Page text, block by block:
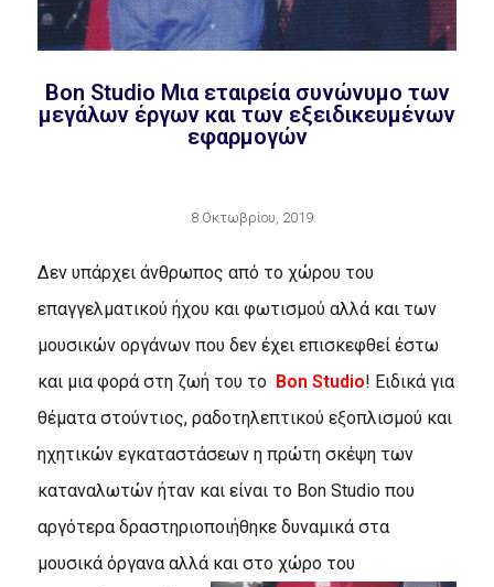
Bοn Studio Mια εταιρεία συνώνυμο των
μεγάλων έργων και των εξειδικευμένων
εφαρμογών
8 Οκτωβρίου, 2019
Δεν υπάρχει άνθρωπος από το χώρου του
επαγγελματικού ήχου και φωτισμού αλλά και των
μουσικών οργάνων που δεν έχει επισκεφθεί έστω
και μια φορά στη ζωή του το Bon Studio! Eιδικά για
θέματα στούντιος, ραδοτηλεπτικού εξοπλισμού και
ηχητικών εγκαταστάσεων η πρώτη σκέψη των
καταναλωτών ήταν και είναι το Bon Studio που
αργότερα δραστηριοποιήθηκε δυναμικά στα
μουσικά όργανα αλλά και στο χώρο του